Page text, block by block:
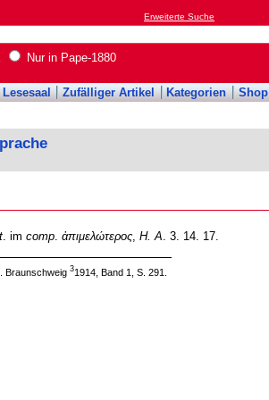
Erweiterte Suche
Nur in Pape-1880
Lesesaal Zufälliger Artikel Kategorien Shop
. im comp. ἀπιμελώτερος, H. A . 3. 14. 17.
Braunschweig31914, Band 1, S. 291.